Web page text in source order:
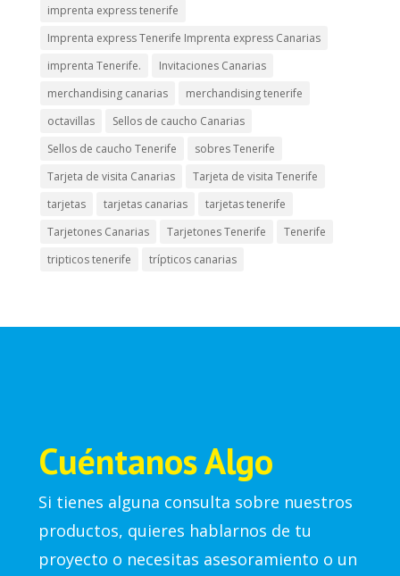
imprenta express tenerife
Imprenta express Tenerife Imprenta express Canarias
imprenta Tenerife.
Invitaciones Canarias
merchandising canarias
merchandising tenerife
octavillas
Sellos de caucho Canarias
Sellos de caucho Tenerife
sobres Tenerife
Tarjeta de visita Canarias
Tarjeta de visita Tenerife
tarjetas
tarjetas canarias
tarjetas tenerife
Tarjetones Canarias
Tarjetones Tenerife
Tenerife
tripticos tenerife
trípticos canarias
Cuéntanos Algo
Si tienes alguna consulta sobre nuestros
productos, quieres hablarnos de tu
proyecto o necesitas asesoramiento o un